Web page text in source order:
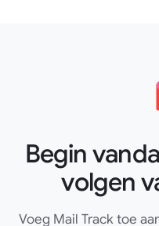
Begin
volgen
Voeg Mail Track toe